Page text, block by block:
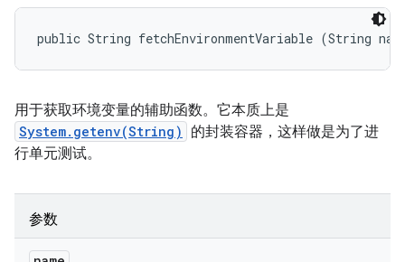
public String fetchEnvironmentVariable (String
用于获取环境变量的辅助函数。它本质上是
System.getenv(String)
的封装容器，这样做是为了进
行单元测试。
参数